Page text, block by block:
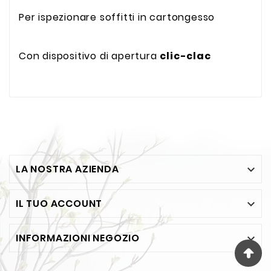
Per ispezionare soffitti in cartongesso
Con dispositivo di apertura clic-clac
LA NOSTRA AZIENDA 
IL TUO ACCOUNT 
INFORMAZIONI NEGOZIO 